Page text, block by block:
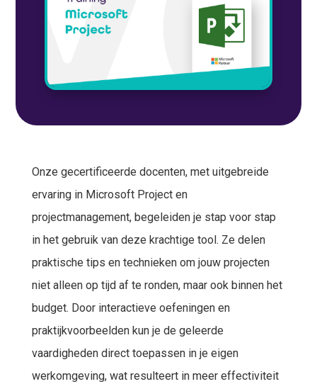
Onze gecertificeerde docenten, met uitgebreide
ervaring in Microsoft Project en
projectmanagement, begeleiden je stap voor stap
in het gebruik van deze krachtige tool. Ze delen
praktische tips en technieken om jouw projecten
niet alleen op tijd af te ronden, maar ook binnen het
budget. Door interactieve oefeningen en
praktijkvoorbeelden kun je de geleerde
vaardigheden direct toepassen in je eigen
werkomgeving, wat resulteert in meer effectiviteit